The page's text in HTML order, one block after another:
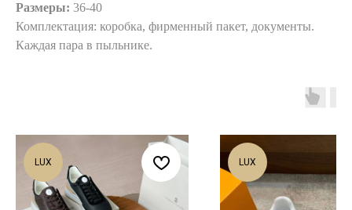
Размеры: 36-40
Комплектация: коробка, фирменный пакет, документы.
Каждая пара в пыльнике.
LUX LUX